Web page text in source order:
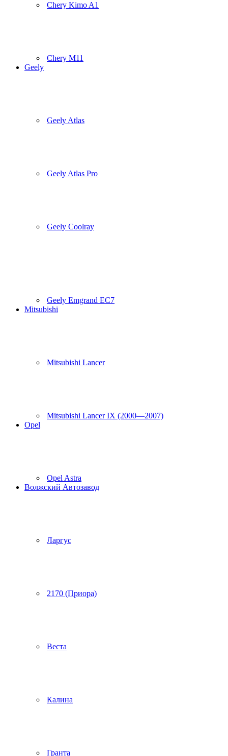
Chery Kimo A1
Chery M11
Geely
Geely Atlas
Geely Atlas Pro
Geely Coolray
Geely Emgrand EC7
Mitsubishi
Mitsubishi Lancer
Mitsubishi Lancer IX (2000—2007)
Opel
Opel Astra
Волжский Автозавод
Ларгус
2170 (Приора)
Веста
Калина
Гранта